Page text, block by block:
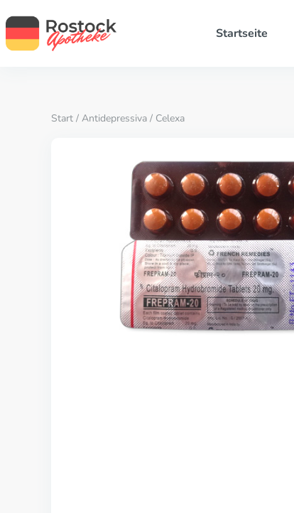
Startseite
Start / Antidepressiva / Celexa